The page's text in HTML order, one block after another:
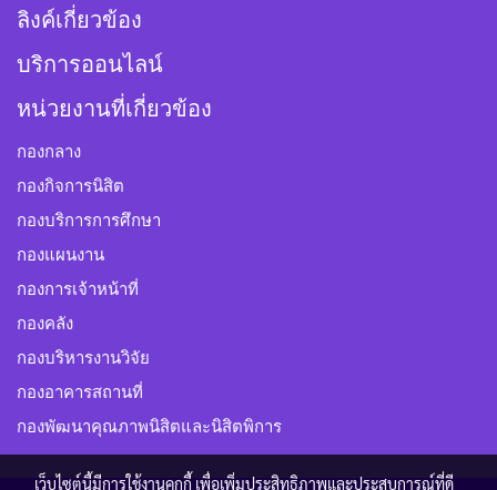
ลิงค์เกี่ยวข้อง
บริการออนไลน์
หน่วยงานที่เกี่ยวข้อง
กองกลาง
กองกิจการนิสิต
กองบริการการศึกษา
กองแผนงาน
กองการเจ้าหน้าที่
กองคลัง
กองบริหารงานวิจัย
กองอาคารสถานที่
กองพัฒนาคุณภาพนิสิตและนิสิตพิการ
เว็บไซต์นี้มีการใช้งานคุกกี้ เพื่อเพิ่มประสิทธิภาพและประสบการณ์ที่ดี